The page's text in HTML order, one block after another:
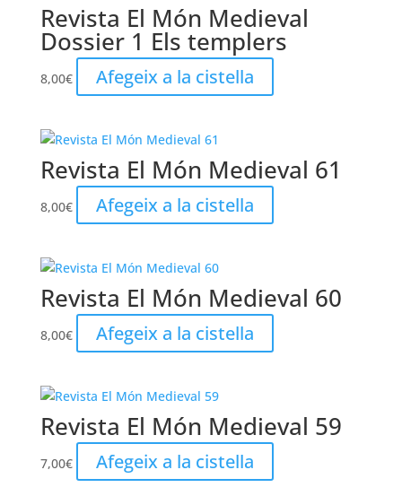
Revista El Món Medieval
Dossier 1 Els templers
8,00€ Afegeix a la cistella
Revista El Món Medieval 61
8,00€ Afegeix a la cistella
Revista El Món Medieval 60
8,00€ Afegeix a la cistella
Revista El Món Medieval 59
7,00€ Afegeix a la cistella